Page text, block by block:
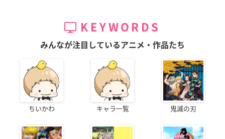
KEYWORDS
みんなが注目しているアニメ・作品たち
ちいかわ キャラ一覧 鬼滅の刃